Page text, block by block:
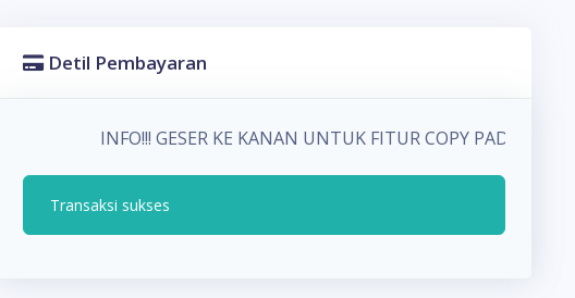
Detil Pembayaran
INFO!!! GESER KE KANAN UNTUK FITUR COPY PADA
Transaksi sukses